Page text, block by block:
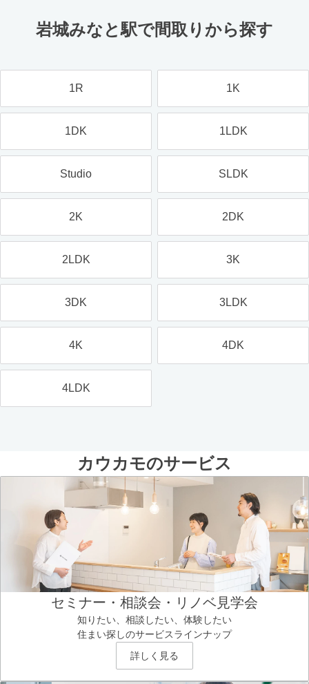
岩城みなと駅で間取りから探す
1R 1K
1DK 1LDK
Studio SLDK
2K 2DK
2LDK 3K
3DK 3LDK
4K 4DK
4LDK
カウカモのサービス
セミナー・相談会・リノベ見学会
知りたい、相談したい、体験したい
住まい探しのサービスラインナップ
詳しく見る